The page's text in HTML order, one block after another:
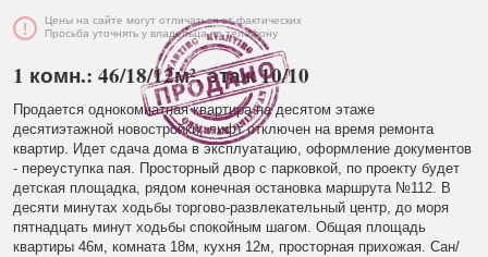
Цены на сайте могут отличаться от фактических
Просьба уточнять у владельца по телефону
1 комн.: 46/18/12м², этаж 10/10
Продается однокомнатная квартира на десятом этаже
десятиэтажной новостройки, лифт отключен на время ремонта
квартир. Идет сдача дома в эксплуатацию, оформление документов
- переуступка пая. Просторный двор с парковкой, по проекту будет
детская площадка, рядом конечная остановка маршрута №112. В
десяти минутах ходьбы торгово-развлекательный центр, до моря
пятнадцать минут ходьбы спокойным шагом. Общая площадь
квартиры 46м, комната 18м, кухня 12м, просторная прихожая. Сан/